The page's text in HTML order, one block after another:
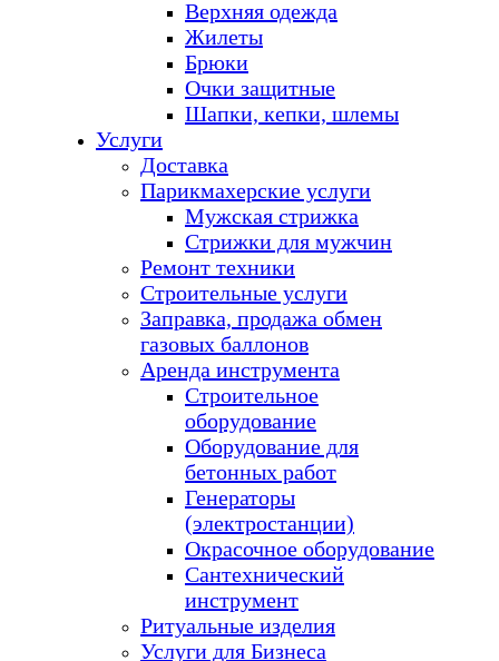
Верхняя одежда
Жилеты
Брюки
Очки защитные
Шапки, кепки, шлемы
Услуги
Доставка
Парикмахерские услуги
Мужская стрижка
Стрижки для мужчин
Ремонт техники
Строительные услуги
Заправка, продажа обмен
газовых баллонов
Аренда инструмента
Строительное
оборудование
Оборудование для
бетонных работ
Генераторы
(электростанции)
Окрасочное оборудование
Сантехнический
инструмент
Ритуальные изделия
Услуги для Бизнеса